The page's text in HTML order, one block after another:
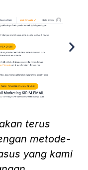
terus
metode-
yang kami